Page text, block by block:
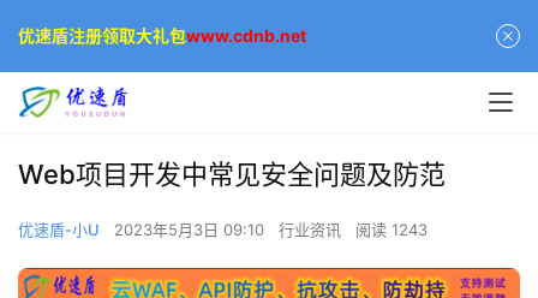
Web项目开发中常见安全问题及防范
优速盾-小U 2023年5月3日 09:10 行业资讯 阅读 1243
优速盾注册领取大礼包www.cdnb.net